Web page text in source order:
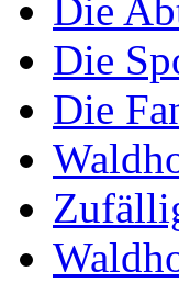
Die
Die
Die